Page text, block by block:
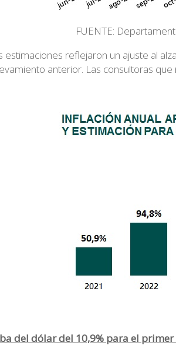
FUENTE:
estimaciones reflejaron un ajuste al
anterior. Las consultoras
del dólar del 10,9% para el primer